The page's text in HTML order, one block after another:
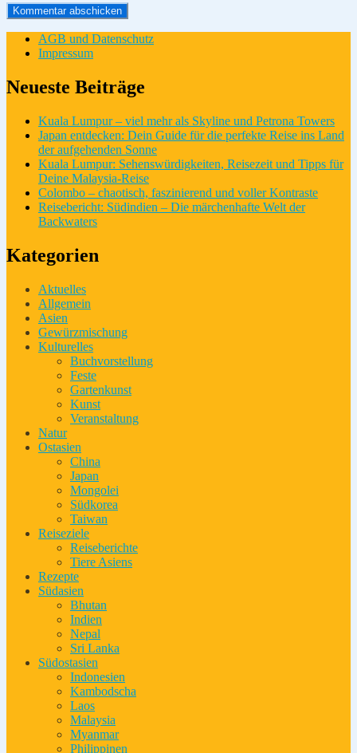
AGB und Datenschutz
Impressum
Neueste Beiträge
Kuala Lumpur – viel mehr als Skyline und Petrona Towers
Japan entdecken: Dein Guide für die perfekte Reise ins Land
der aufgehenden Sonne
Kuala Lumpur: Sehenswürdigkeiten, Reisezeit und Tipps für
Deine Malaysia-Reise
Colombo – chaotisch, faszinierend und voller Kontraste
Reisebericht: Südindien – Die märchenhafte Welt der
Backwaters
Kategorien
Aktuelles
Allgemein
Asien
Gewürzmischung
Kulturelles
Buchvorstellung
Feste
Gartenkunst
Kunst
Veranstaltung
Natur
Ostasien
China
Japan
Mongolei
Südkorea
Taiwan
Reiseziele
Reiseberichte
Tiere Asiens
Rezepte
Südasien
Bhutan
Indien
Nepal
Sri Lanka
Südostasien
Indonesien
Kambodscha
Laos
Malaysia
Myanmar
Philippinen